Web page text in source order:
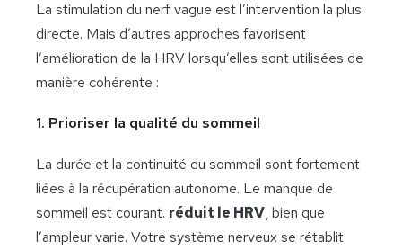
La stimulation du nerf vague est l’intervention la plus
directe. Mais d’autres approches favorisent
l’amélioration de la HRV lorsqu’elles sont utilisées de
manière cohérente :
1. Prioriser la qualité du sommeil
La durée et la continuité du sommeil sont fortement
liées à la récupération autonome. Le manque de
sommeil est courant. réduit le HRV, bien que
l’ampleur varie. Votre système nerveux se rétablit